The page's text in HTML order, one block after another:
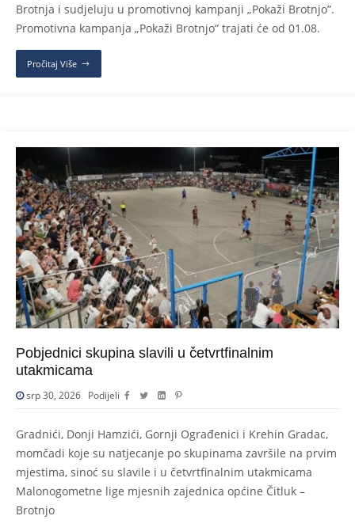
Brotnja i sudjeluju u promotivnoj kampanji „Pokaži Brotnjo”.
Promotivna kampanja „Pokaži Brotnjo“ trajati će od 01.08.
Pročitaj Više
Pobjednici skupina slavili u četvrtfinalnim
utakmicama
srp 30, 2026 Podijeli
Gradnići, Donji Hamzići, Gornji Ograđenici i Krehin Gradac,
momčadi koje su natjecanje po skupinama završile na prvim
mjestima, sinoć su slavile i u četvrtfinalnim utakmicama
Malonogometne lige mjesnih zajednica općine Čitluk –
Brotnjo